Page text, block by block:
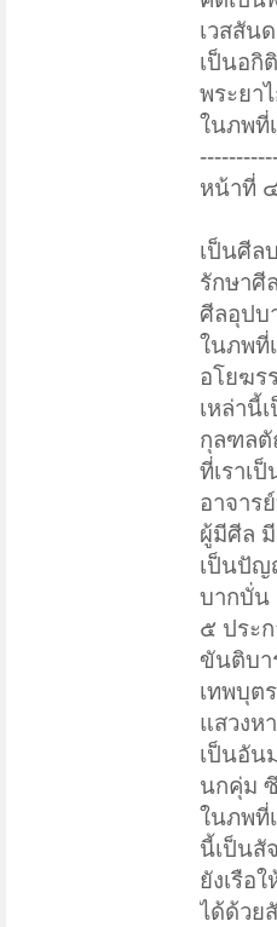
เวสสัน
เป็นอกิ
พระยา
ในภพที่
หน้าที่
เป็นศีล
รักษาศี
ศีลอุปบ
ในภพที่
อโยฆร
เหล่านี้
กุลฑลตั
ที่เราเ
อาจาร
ผู้มีศีล
เป็นปัญ
บากบั่น
๕ ประ
ขันติบา
เทพบุต
แสวงห
เป็นอัน
นกคุ่ม
ในภพที่
นี้เป็นสั
ยังเรือ
ได้ด้วย